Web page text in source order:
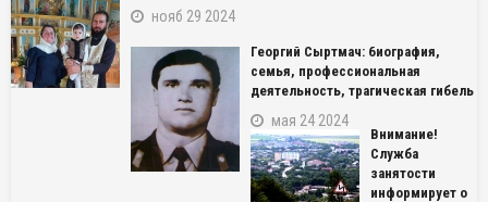
нояб 29 2024
Георгий Сыртмач: биография,
семья, профессиональная
деятельность, трагическая гибель
мая 24 2024
Внимание!
Служба
занятости
информирует о